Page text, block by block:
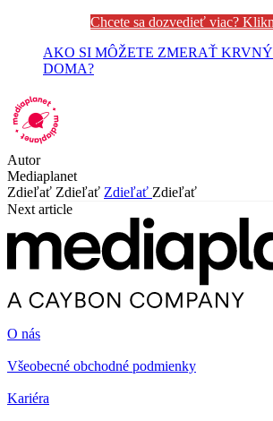
Chcete sa dozvedieť viac?
AKO SI MÔŽETE ZMERAŤ
DOMA?
Autor
Mediaplanet
Zdieľať Zdieľať Zdieľať Zdieľať
Next article
O nás
Všeobecné obchodné podmienky
Kariéra